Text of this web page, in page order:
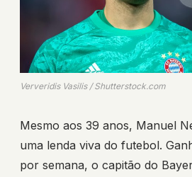
Ververidis Vasilis / Shutterstock.com
Mesmo aos 39 anos, Manuel
uma lenda viva do futebol.
por semana, o capitão do